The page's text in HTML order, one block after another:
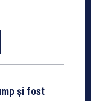
şi fost